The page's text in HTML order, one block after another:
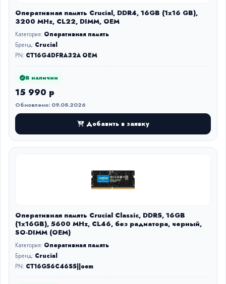
Оперативная память Crucial, DDR4, 16GB (1x16 GB),
3200 MHz, CL22, DIMM, OEM
Категория: Оперативная память
Бренд: Crucial
PN: CT16G4DFRA32A OEM
В наличии
15 990 р
Обновлено: 09.08.2026
Добавить в заявку
Оперативная память Crucial Classic, DDR5, 16GB
(1x16GB), 5600 MHz, CL46, без радиатора, черный,
SO-DIMM (OEM)
Категория: Оперативная память
Бренд: Crucial
PN: CT16G56C46S5||oem